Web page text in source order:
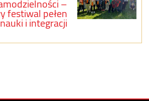
festiwal pełen
i integracji